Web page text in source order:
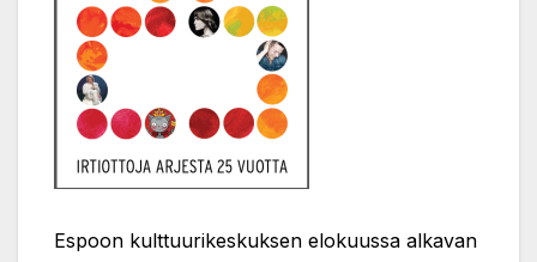
Espoon kulttuurikeskuksen elokuussa alkavan